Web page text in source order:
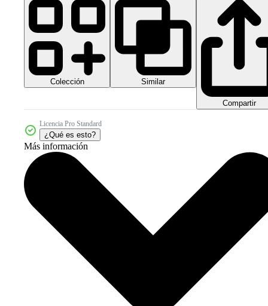
Colección Similar
Compartir
Licencia Pro Standard
¿Qué es esto?
Más información